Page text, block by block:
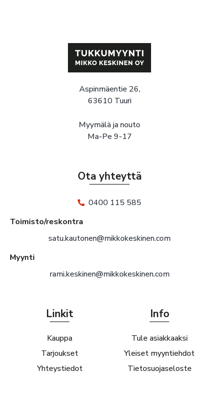
Aspinmäentie 26,
63610 Tuuri
Myymälä ja nouto
Ma-Pe 9-17
Ota yhteyttä
0400 115 585
Toimisto/reskontra
satu.kautonen@mikkokeskinen.com
Myynti
rami.keskinen@mikkokeskinen.com
Linkit
Kauppa
Tarjoukset
Yhteystiedot
Info
Tule asiakkaaksi
Yleiset myyntiehdot
Tietosuojaseloste